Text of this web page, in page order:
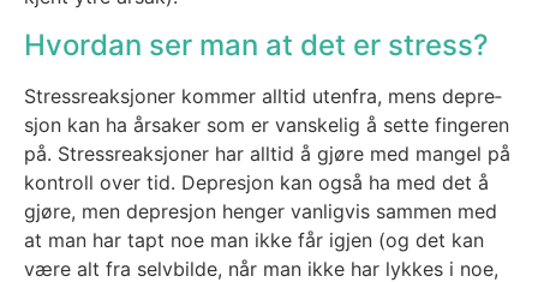
Hvordan ser man at det er stress?
Stress­re­ak­sjo­ner kom­mer all­tid uten­fra, mens depre­
sjon kan ha årsa­ker som er vans­ke­lig å set­te fin­ge­ren
på. Stress­re­ak­sjo­ner har all­tid å gjø­re med man­gel på
kon­troll over tid. Depre­sjon kan også ha med det å
gjø­re, men depre­sjon hen­ger van­lig­vis sam­men med
at man har tapt noe man ikke får igjen (og det kan
være alt fra selv­bil­de, når man ikke har lyk­kes i noe,